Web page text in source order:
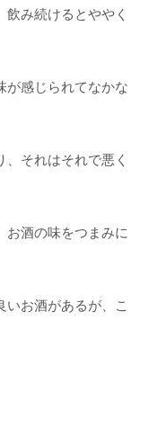
み続けるとややく
が感じられてなかな
それはそれで悪く
お酒の味をつまみに
お酒があるが、こ